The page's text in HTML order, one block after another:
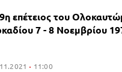
επέτειος του
7 - 8 Νοεμβρίου
11:00